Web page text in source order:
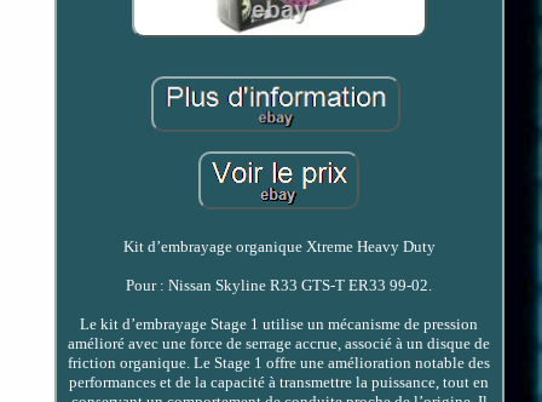
Kit d’embrayage organique Xtreme Heavy Duty
Pour : Nissan Skyline R33 GTS-T ER33 99-02.
Le kit d’embrayage Stage 1 utilise un mécanisme de pression
amélioré avec une force de serrage accrue, associé à un disque de
friction organique. Le Stage 1 offre une amélioration notable des
performances et de la capacité à transmettre la puissance, tout en